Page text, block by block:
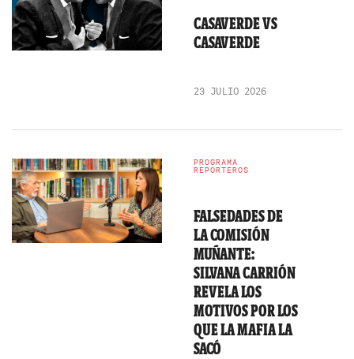
CASAVERDE VS
CASAVERDE
23 JULIO 2026
PROGRAMA
REPORTEROS
FALSEDADES DE
LA COMISIÓN
MUÑANTE:
SILVANA CARRIÓN
REVELA LOS
MOTIVOS POR LOS
QUE LA MAFIA LA
SACÓ